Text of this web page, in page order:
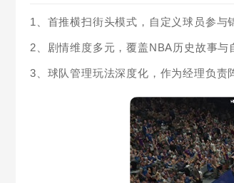
1、首推横扫街头模式，自定义球员参与
2、剧情维度多元，覆盖NBA历史故事与
3、球队管理玩法深度化，作为经理负责